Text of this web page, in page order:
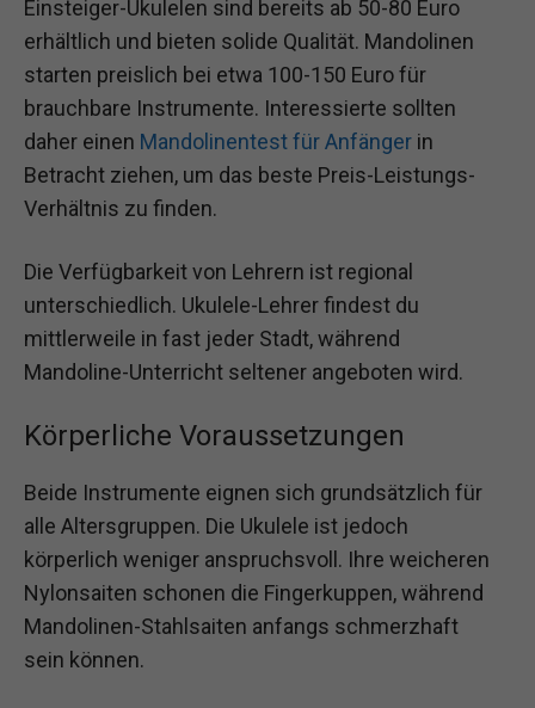
Einsteiger-Ukulelen sind bereits ab 50-80 Euro
erhältlich und bieten solide Qualität. Mandolinen
starten preislich bei etwa 100-150 Euro für
brauchbare Instrumente. Interessierte sollten
daher einen Mandolinentest für Anfänger in
Betracht ziehen, um das beste Preis-Leistungs-
Verhältnis zu finden.
Die Verfügbarkeit von Lehrern ist regional
unterschiedlich. Ukulele-Lehrer findest du
mittlerweile in fast jeder Stadt, während
Mandoline-Unterricht seltener angeboten wird.
Körperliche Voraussetzungen
Beide Instrumente eignen sich grundsätzlich für
alle Altersgruppen. Die Ukulele ist jedoch
körperlich weniger anspruchsvoll. Ihre weicheren
Nylonsaiten schonen die Fingerkuppen, während
Mandolinen-Stahlsaiten anfangs schmerzhaft
sein können.